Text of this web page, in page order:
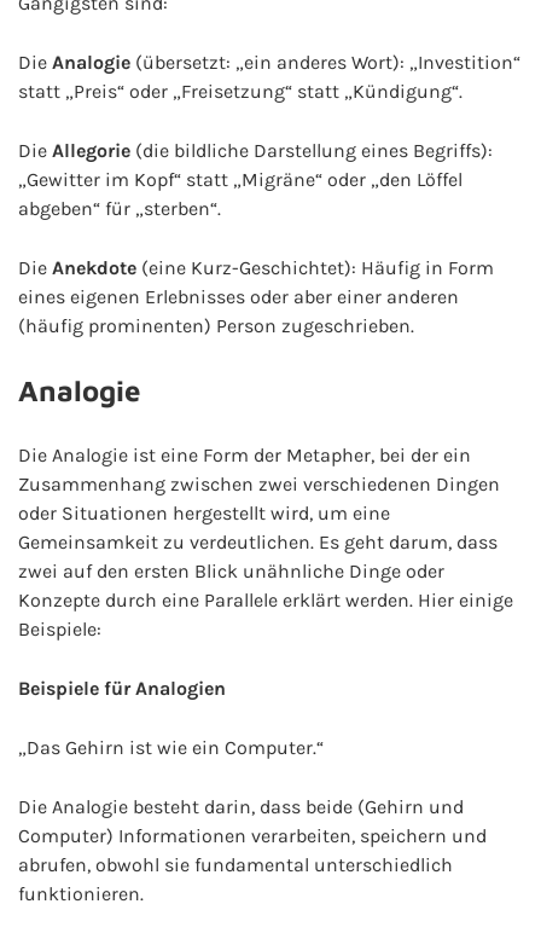
Die Analogie (übersetzt: „ein anderes Wort): „Investition“
statt „Preis“ oder „Freisetzung“ statt „Kündigung“.
Die Allegorie (die bildliche Darstellung eines Begriffs):
„Gewitter im Kopf“ statt „Migräne“ oder „den Löffel
abgeben“ für „sterben“.
Die Anekdote (eine Kurz-Geschichtet): Häufig in Form
eines eigenen Erlebnisses oder aber einer anderen
(häufig prominenten) Person zugeschrieben.
Analogie
Die Analogie ist eine Form der Metapher, bei der ein
Zusammenhang zwischen zwei verschiedenen Dingen
oder Situationen hergestellt wird, um eine
Gemeinsamkeit zu verdeutlichen. Es geht darum, dass
zwei auf den ersten Blick unähnliche Dinge oder
Konzepte durch eine Parallele erklärt werden. Hier einige
Beispiele:
Beispiele für Analogien
„Das Gehirn ist wie ein Computer.“
Die Analogie besteht darin, dass beide (Gehirn und
Computer) Informationen verarbeiten, speichern und
abrufen, obwohl sie fundamental unterschiedlich
funktionieren.